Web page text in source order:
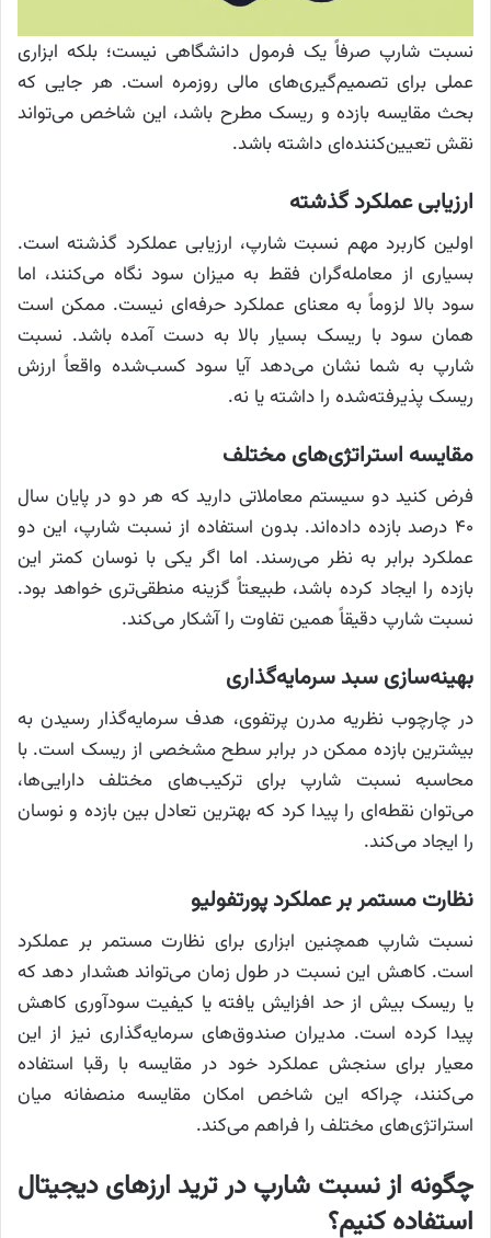
نسبت شارپ صرفاً یک فرمول دانشگاهی نیست؛ بلکه ابزاری
عملی برای تصمیم‌گیری‌های مالی روزمره است. هر جایی که
بحث مقایسه بازده و ریسک مطرح باشد، این شاخص می‌تواند
نقش تعیین‌کننده‌ای داشته باشد.
ارزیابی عملکرد گذشته
اولین کاربرد مهم نسبت شارپ، ارزیابی عملکرد گذشته است.
بسیاری از معامله‌گران فقط به میزان سود نگاه می‌کنند، اما
سود بالا لزوماً به معنای عملکرد حرفه‌ای نیست. ممکن است
همان سود با ریسک بسیار بالا به دست آمده باشد. نسبت
شارپ به شما نشان می‌دهد آیا سود کسب‌شده واقعاً ارزش
ریسک پذیرفته‌شده را داشته یا نه.
مقایسه استراتژی‌های مختلف
فرض کنید دو سیستم معاملاتی دارید که هر دو در پایان سال
۴۰ درصد بازده داده‌اند. بدون استفاده از نسبت شارپ، این دو
عملکرد برابر به نظر می‌رسند. اما اگر یکی با نوسان کمتر این
بازده را ایجاد کرده باشد، طبیعتاً گزینه منطقی‌تری خواهد بود.
نسبت شارپ دقیقاً همین تفاوت را آشکار می‌کند.
بهینه‌سازی سبد سرمایه‌گذاری
در چارچوب نظریه مدرن پرتفوی، هدف سرمایه‌گذار رسیدن به
بیشترین بازده ممکن در برابر سطح مشخصی از ریسک است. با
محاسبه نسبت شارپ برای ترکیب‌های مختلف دارایی‌ها،
می‌توان نقطه‌ای را پیدا کرد که بهترین تعادل بین بازده و نوسان
را ایجاد می‌کند.
نظارت مستمر بر عملکرد پورتفولیو
نسبت شارپ همچنین ابزاری برای نظارت مستمر بر عملکرد
است. کاهش این نسبت در طول زمان می‌تواند هشدار دهد که
یا ریسک بیش از حد افزایش یافته یا کیفیت سودآوری کاهش
پیدا کرده است. مدیران صندوق‌های سرمایه‌گذاری نیز از این
معیار برای سنجش عملکرد خود در مقایسه با رقبا استفاده
می‌کنند، چراکه این شاخص امکان مقایسه منصفانه میان
استراتژی‌های مختلف را فراهم می‌کند.
چگونه از نسبت شارپ در ترید ارزهای دیجیتال
استفاده کنیم؟